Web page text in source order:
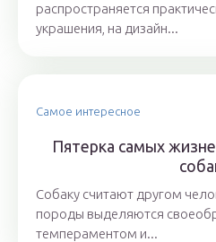
распространяется
украшения, на дизайн...
Самое интересное
Пятерка самых
Собаку считают другом
породы выделяются
темпераментом и...